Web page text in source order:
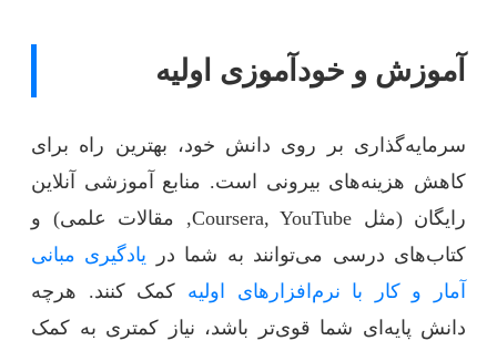
آموزش و خودآموزی اولیه
سرمایه‌گذاری بر روی دانش خود، بهترین راه برای
کاهش هزینه‌های بیرونی است. منابع آموزشی آنلاین
رایگان (مثل Coursera, YouTube, مقالات علمی) و
کتاب‌های درسی می‌توانند به شما در یادگیری مبانی
آمار و کار با نرم‌افزارهای اولیه کمک کنند. هرچه
دانش پایه‌ای شما قوی‌تر باشد، نیاز کمتری به کمک